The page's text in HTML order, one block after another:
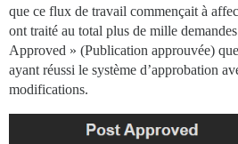
que ce flux de travail commençait à
ont traité au total plus de mille
Approved » (Publication approuvée)
ayant réussi le système d’approbation
modifications.